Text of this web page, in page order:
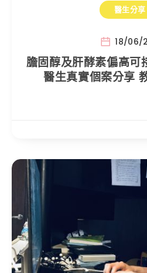
醫生分享
18/06/
膽固醇及肝酵素偏高可
醫生真實個案分享